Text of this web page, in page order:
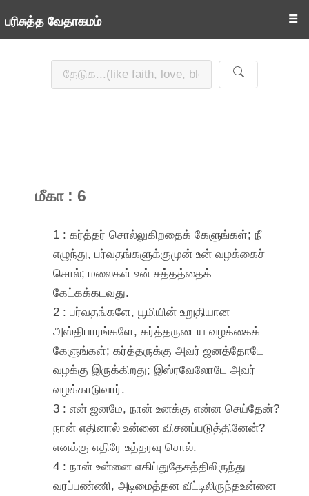
பரிசுத்த வேதாகமம் ☰
மீகா : 6
1 : கர்த்தர் சொல்லுகிறதைக் கேளுங்கள்; நீ
எழுந்து, பர்வதங்களுக்குமுன் உன் வழக்கைச்
சொல்; மலைகள் உன் சத்தத்தைக்
கேட்கக்கடவது.
2 : பர்வதங்களே, பூமியின் உறுதியான
அஸ்திபாரங்களே, கர்த்தருடைய வழக்கைக்
கேளுங்கள்; கர்த்தருக்கு அவர் ஜனத்தோடே
வழக்கு இருக்கிறது; இஸ்ரவேலோடே அவர்
வழக்காடுவார்.
3 : என் ஜனமே, நான் உனக்கு என்ன செய்தேன்?
நான் எதினால் உன்னை விசனப்படுத்தினேன்?
எனக்கு எதிரே உத்தரவு சொல்.
4 : நான் உன்னை எகிப்துதேசத்திலிருந்து
வரப்பண்ணி, அடிமைத்தன வீட்டிலிருந்தஉன்னை